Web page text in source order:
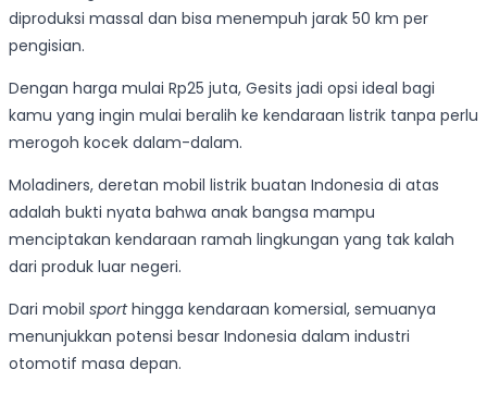
diproduksi massal dan bisa menempuh jarak 50 km per
pengisian.
Dengan harga mulai Rp25 juta, Gesits jadi opsi ideal bagi
kamu yang ingin mulai beralih ke kendaraan listrik tanpa perlu
merogoh kocek dalam-dalam.
Moladiners, deretan mobil listrik buatan Indonesia di atas
adalah bukti nyata bahwa anak bangsa mampu
menciptakan kendaraan ramah lingkungan yang tak kalah
dari produk luar negeri.
Dari mobil sporthingga kendaraan komersial, semuanya
menunjukkan potensi besar Indonesia dalam industri
otomotif masa depan.